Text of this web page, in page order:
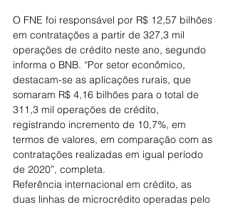
O FNE foi responsável por R$ 12,57 bilhões
em contratações a partir de 327,3 mil
operações de crédito neste ano, segundo
informa o BNB. “Por setor econômico,
destacam-se as aplicações rurais, que
somaram R$ 4,16 bilhões para o total de
311,3 mil operações de crédito,
registrando incremento de 10,7%, em
termos de valores, em comparação com as
contratações realizadas em igual período
de 2020”, completa.
Referência internacional em crédito, as
duas linhas de microcrédito operadas pelo